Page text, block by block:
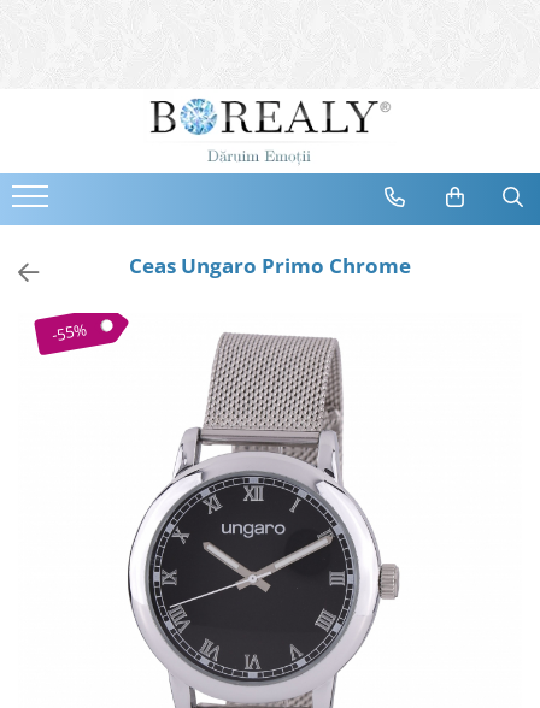
Bijuterii
Cercei
Bratari
Coliere
Brose
Tiare
Cele mai vandute
Cele mai votate
Ceas Ungaro Primo Chrome
-55%